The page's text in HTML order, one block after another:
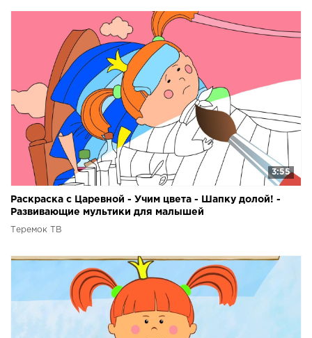
3:55
Раскраска с Царевной - Учим цвета - Шапку долой! -
Развивающие мультики для малышей
Теремок ТВ